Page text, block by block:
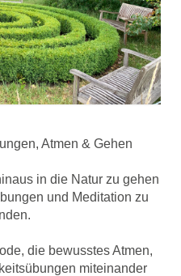
Atmen & Gehen
in die Natur zu gehen
und Meditation zu
die bewusstes Atmen,
miteinander